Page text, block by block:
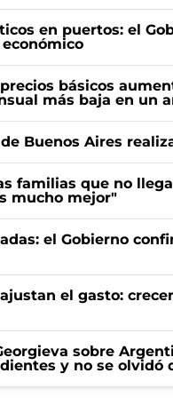
en puertos: el
básicos
más baja en un
Buenos Aires
familias que no
mucho mejor"
el Gobierno
el gasto:
sobre
y no se olvidó